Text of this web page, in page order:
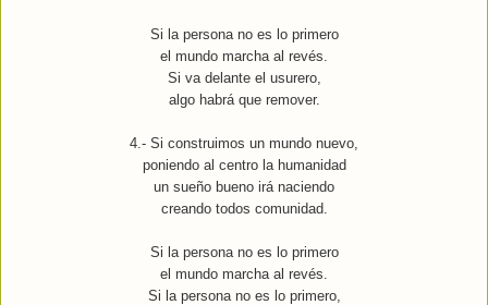
Si la persona no es lo primero
el mundo marcha al revés.
Si va delante el usurero,
algo habrá que remover.
4.- Si construimos un mundo nuevo,
poniendo al centro la humanidad
un sueño bueno irá naciendo
creando todos comunidad.
Si la persona no es lo primero
el mundo marcha al revés.
Si la persona no es lo primero,